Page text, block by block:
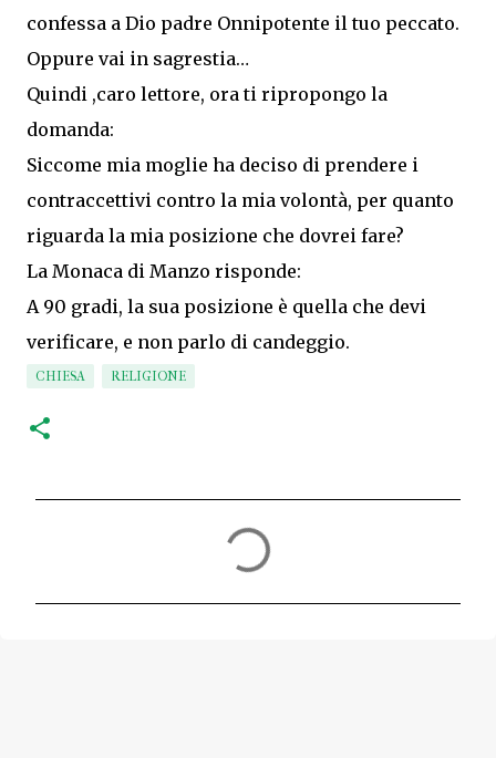
confessa a Dio padre Onnipotente il tuo peccato.
Oppure vai in sagrestia…
Quindi ,caro lettore, ora ti ripropongo la
domanda:
Siccome mia moglie ha deciso di prendere i
contraccettivi contro la mia volontà, per quanto
riguarda la mia posizione che dovrei fare?
La Monaca di Manzo risponde:
A 90 gradi, la sua posizione è quella che devi
verificare, e non parlo di candeggio.
CHIESA RELIGIONE